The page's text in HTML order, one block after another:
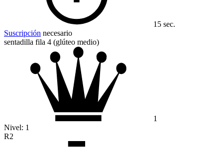
15 sec.
Suscripción necesario
sentadilla fila 4 (glúteo medio)
1
Nivel: 1
R2